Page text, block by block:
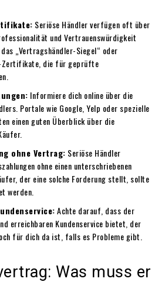
Seriöse Händler verfügen oft über
und Vertrauenswürdigkeit
„Vertragshändler-Siegel“ oder
Zertifikate, die für geprüfte
Informiere dich online über die
Portale wie Google, Yelp oder spezielle
einen guten Überblick über die
ohne Vertrag: Seriöse Händler
ohne einen unterschriebenen
der eine solche Forderung stellt, sollte
werden.
Achte darauf, dass der
erreichbaren Kundenservice bietet, der
für dich da ist, falls es Probleme gibt.
Was muss er